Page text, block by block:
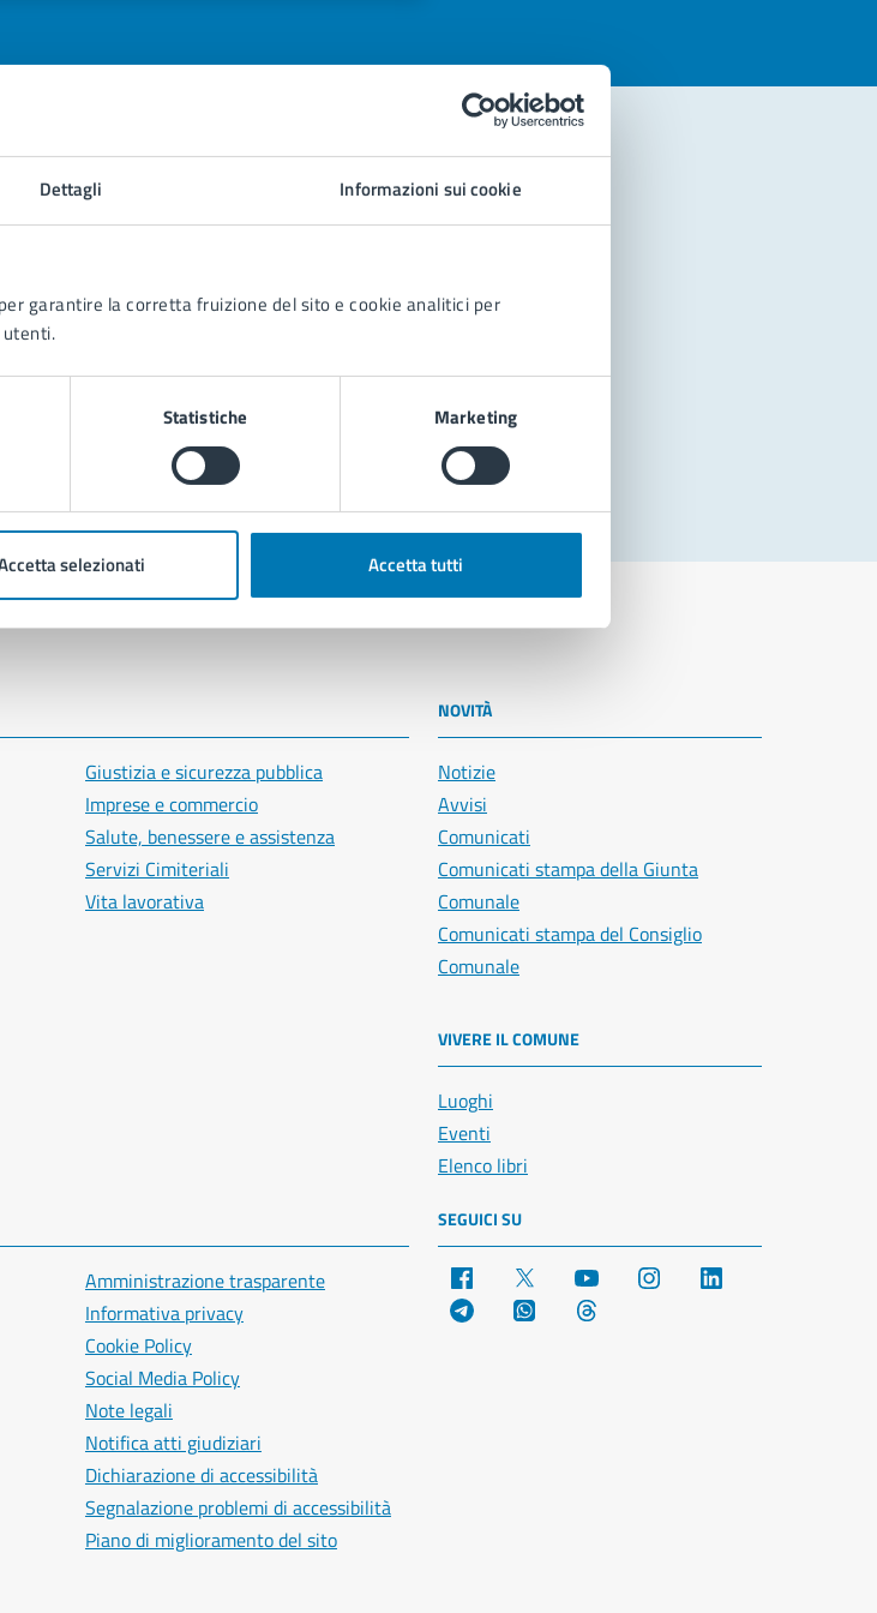
Dettagli Informazioni sui cookie
garantire la corretta fruizione del sito e cookie analitici per
Statistiche Marketing
selezionati Accetta tutti
Giustizia e sicurezza pubblica
Imprese e commercio
Salute, benessere e assistenza
Servizi Cimiteriali
Vita lavorativa
NOVITÀ
Notizie
Avvisi
Comunicati
Comunicati stampa della Giunta
Comunale
Comunicati stampa del Consiglio
Comunale
VIVERE IL COMUNE
Luoghi
Eventi
Elenco libri
Amministrazione trasparente
Informativa privacy
Cookie Policy
Social Media Policy
Note legali
Notifica atti giudiziari
Dichiarazione di accessibilità
Segnalazione problemi di accessibilità
Piano di miglioramento del sito
SEGUICI SU
Facebook YouTube Instagram
Telegram WhatsApp